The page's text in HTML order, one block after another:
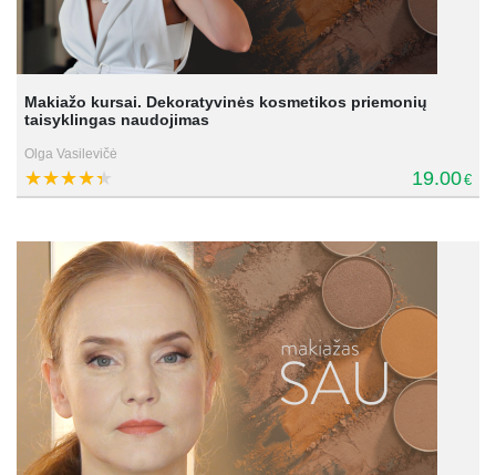
Makiažo kursai. Dekoratyvinės kosmetikos priemonių
taisyklingas naudojimas
Olga Vasilevičė
19.00€